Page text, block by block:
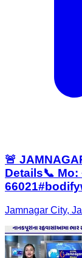
🚨
Details📞 Mo:
Jamnagar City,